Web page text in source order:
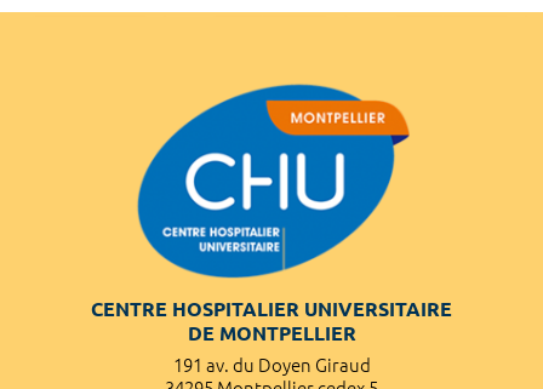
CENTRE HOSPITALIER UNIVERSITAIRE
DE MONTPELLIER
191 av. du Doyen Giraud